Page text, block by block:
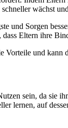
wächst
und Sorgen
Eltern ihre
und
sein, da sie
lernen, auf